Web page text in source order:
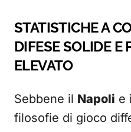
STATISTICHE A
DIFESE SOLIDE E
ELEVATO
Sebbene il Napoli e
filosofie di gioco